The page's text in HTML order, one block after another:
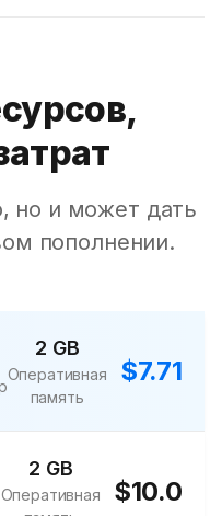
но и может дать
пополнении.
2 GB
Оперативная
память
$7.71
2 GB
Оперативная
$10.0